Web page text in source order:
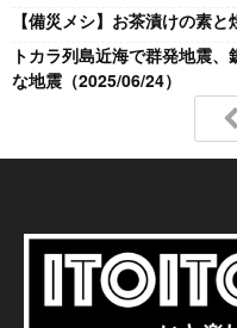
【備災メシ】お茶漬けの素
トカラ列島近海で群発地震
な地震（2025/06/24）